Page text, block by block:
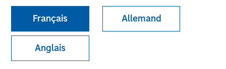
Français Allemand
Anglais
LOS ANGELES–